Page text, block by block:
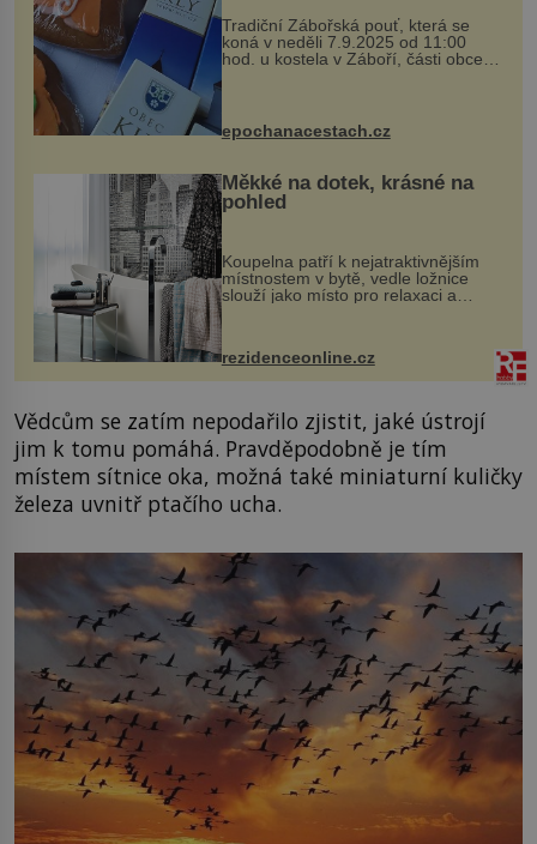
Tradiční Zábořská pouť, která se
koná v neděli 7.9.2025 od 11:00
hod. u kostela v Záboří, části obce
Kly u Mělníka. V programu naleznete
komentovanou prohlídku kostela,
epochanacestach.cz
Měkké na dotek, krásné na
pohled
Koupelna patří k nejatraktivnějším
místnostem v bytě, vedle ložnice
slouží jako místo pro relaxaci a
odpočinek. Koupelnový textil –
ručníky, osušky a koberečky –
mohou jako mávnutím kouzelného
proutku...
rezidenceonline.cz
Vědcům se zatím nepodařilo zjistit, jaké ústrojí
jim k tomu pomáhá. Pravděpodobně je tím
místem sítnice oka, možná také miniaturní kuličky
železa uvnitř ptačího ucha.